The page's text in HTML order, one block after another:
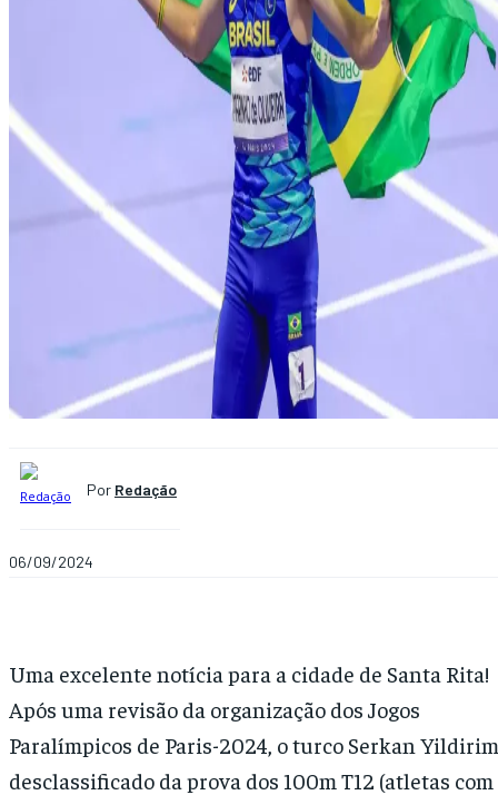
Por Redação
06/09/2024
Uma excelente notícia para a cidade de Santa Rita!
Após uma revisão da organização dos Jogos
Paralímpicos de Paris-2024, o turco Serkan
desclassificado da prova dos 100m T12 (atletas com